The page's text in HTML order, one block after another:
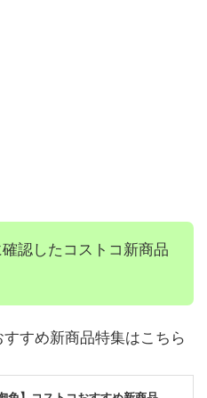
認したコストコ新商品
すめ新商品特集はこちら